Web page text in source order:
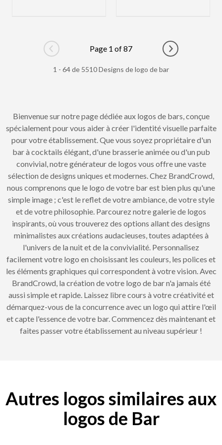
Go to previous page
Page 1 of 87
Go to next
1 - 64 de 5510 Designs de logo de bar
Bienvenue sur notre page dédiée aux logos de bars, conçue
spécialement pour vous aider à créer l'identité visuelle parfaite
pour votre établissement. Que vous soyez propriétaire d'un
bar à cocktails élégant, d'une brasserie animée ou d'un pub
convivial, notre générateur de logos vous offre une vaste
sélection de designs uniques et modernes. Chez BrandCrowd,
nous comprenons que le logo de votre bar est bien plus qu'une
simple image ; c'est le reflet de votre ambiance, de votre style
et de votre philosophie. Parcourez notre galerie de logos
inspirants, où vous trouverez des options allant des designs
minimalistes aux créations audacieuses, toutes adaptées à
l'univers de la nuit et de la convivialité. Personnalisez
facilement votre logo en choisissant les couleurs, les polices et
les éléments graphiques qui correspondent à votre vision. Avec
BrandCrowd, la création de votre logo de bar n'a jamais été
aussi simple et rapide. Laissez libre cours à votre créativité et
démarquez-vous de la concurrence avec un logo qui attire l'œil
et capte l'essence de votre bar. Commencez dès maintenant et
faites passer votre établissement au niveau supérieur !
Autres logos similaires aux
logos de Bar